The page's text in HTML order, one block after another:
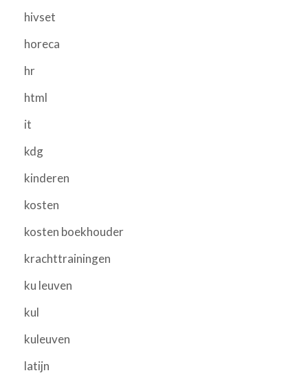
hivset
horeca
hr
html
it
kdg
kinderen
kosten
kosten boekhouder
krachttrainingen
ku leuven
kul
kuleuven
latijn